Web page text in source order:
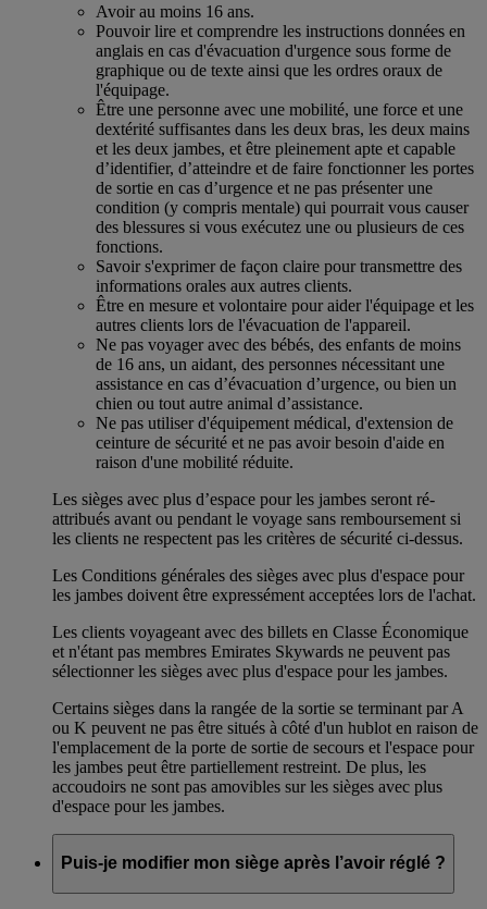
Avoir au moins 16 ans.
Pouvoir lire et comprendre les instructions données en
anglais en cas d'évacuation d'urgence sous forme de
graphique ou de texte ainsi que les ordres oraux de
l'équipage.
Être une personne avec une mobilité, une force et une
dextérité suffisantes dans les deux bras, les deux mains
et les deux jambes, et être pleinement apte et capable
d’identifier, d’atteindre et de faire fonctionner les portes
de sortie en cas d’urgence et ne pas présenter une
condition (y compris mentale) qui pourrait vous causer
des blessures si vous exécutez une ou plusieurs de ces
fonctions.
Savoir s'exprimer de façon claire pour transmettre des
informations orales aux autres clients.
Être en mesure et volontaire pour aider l'équipage et les
autres clients lors de l'évacuation de l'appareil.
Ne pas voyager avec des bébés, des enfants de moins
de 16 ans, un aidant, des personnes nécessitant une
assistance en cas d’évacuation d’urgence, ou bien un
chien ou tout autre animal d’assistance.
Ne pas utiliser d'équipement médical, d'extension de
ceinture de sécurité et ne pas avoir besoin d'aide en
raison d'une mobilité réduite.
Les sièges avec plus d’espace pour les jambes seront ré-
attribués avant ou pendant le voyage sans remboursement si
les clients ne respectent pas les critères de sécurité ci-dessus.
Les Conditions générales des sièges avec plus d'espace pour
les jambes doivent être expressément acceptées lors de l'achat.
Les clients voyageant avec des billets en Classe Économique
et n'étant pas membres Emirates Skywards ne peuvent pas
sélectionner les sièges avec plus d'espace pour les jambes.
Certains sièges dans la rangée de la sortie se terminant par A
ou K peuvent ne pas être situés à côté d'un hublot en raison de
l'emplacement de la porte de sortie de secours et l'espace pour
les jambes peut être partiellement restreint. De plus, les
accoudoirs ne sont pas amovibles sur les sièges avec plus
d'espace pour les jambes.
Puis-je modifier mon siège après l’avoir réglé ?